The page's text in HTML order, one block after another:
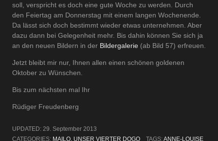
soll, verspricht es doch eine gute Woche zu werden. Durch
den Feiertag am Donnerstag mit einem langen Wochenende.
Da lässt sich doch bestimmt wieder etwas unternehmen. Aber
dazu dann bei Gelegenheit mehr. Bis dahin können Sie sich ja
an den neuen Bildern in der Bildergalerie (ab Bild 57) erfreuen.
Jetzt bleibt mir nur, Ihnen allen einen schönen goldenen
Oktober zu Wünschen.
Bis zum nächsten mal Ihr
Rüdiger Freudenberg
UPDATED: 29. September 2013
CATEGORIES: MAILO, UNSER VIERTER DOGO TAGS:ANNE-LOUISE